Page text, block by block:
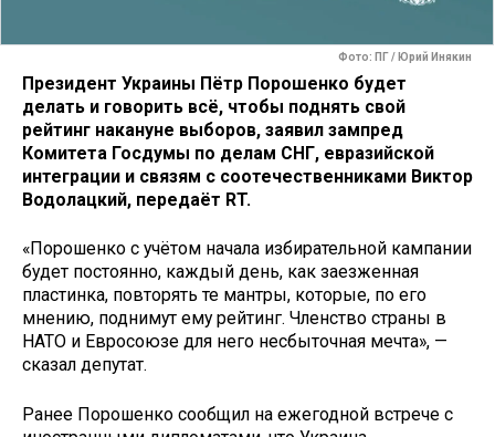
Фото: ПГ / Юрий Инякин
Президент Украины Пётр Порошенко будет
делать и говорить всё, чтобы поднять свой
рейтинг накануне выборов, заявил зампред
Комитета Госдумы по делам СНГ, евразийской
интеграции и связям с соотечественниками Виктор
Водолацкий, передаёт RT.
«Порошенко с учётом начала избирательной кампании
будет постоянно, каждый день, как заезженная
пластинка, повторять те мантры, которые, по его
мнению, поднимут ему рейтинг. Членство страны в
НАТО и Евросоюзе для него несбыточная мечта», —
сказал депутат.
Ранее Порошенко сообщил на ежегодной встрече с